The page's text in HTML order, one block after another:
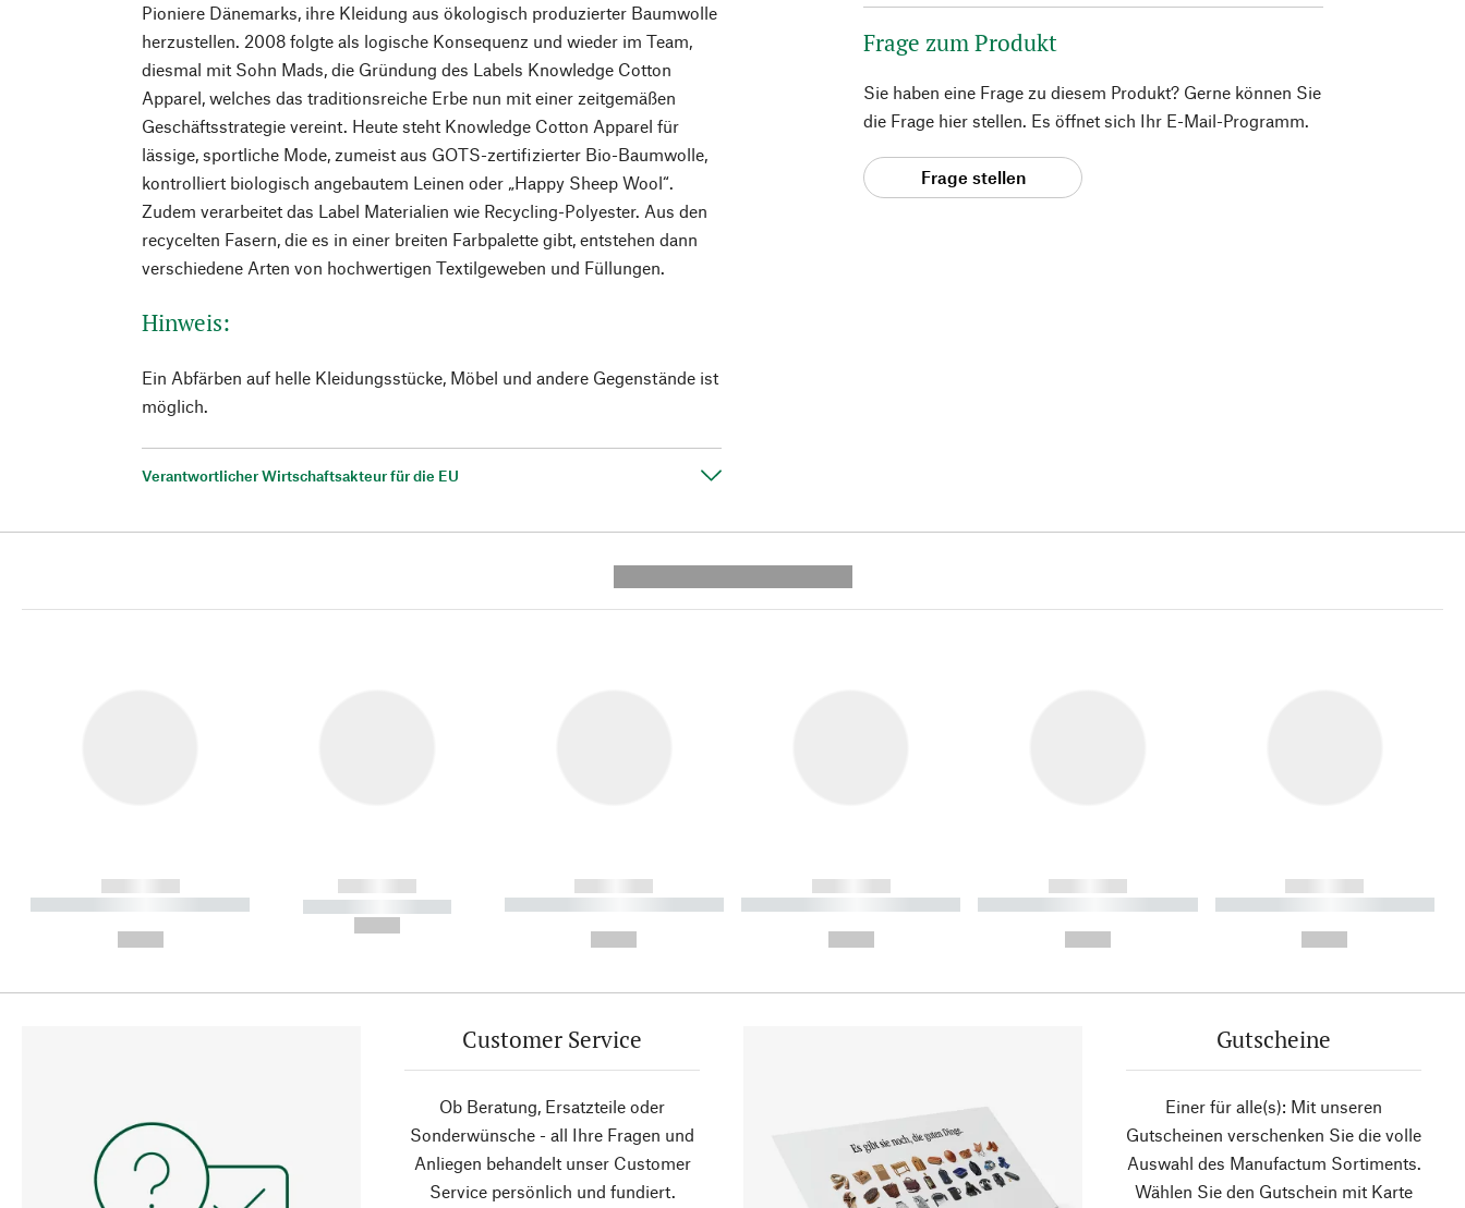
Pioniere Dänemarks, ihre Kleidung aus ökologisch produzierter Baumwolle
herzustellen. 2008 folgte als logische Konsequenz und wieder im Team,
diesmal mit Sohn Mads, die Gründung des Labels Knowledge Cotton
Apparel, welches das traditionsreiche Erbe nun mit einer zeitgemäßen
Geschäftsstrategie vereint. Heute steht Knowledge Cotton Apparel für
lässige, sportliche Mode, zumeist aus GOTS-zertifizierter Bio-Baumwolle,
kontrolliert biologisch angebautem Leinen oder „Happy Sheep Wool“.
Zudem verarbeitet das Label Materialien wie Recycling-Polyester. Aus den
recycelten Fasern, die es in einer breiten Farbpalette gibt, entstehen dann
verschiedene Arten von hochwertigen Textilgeweben und Füllungen.
Hinweis:
Ein Abfärben auf helle Kleidungsstücke, Möbel und andere Gegenstände ist
möglich.
Verantwortlicher Wirtschaftsakteur für die EU
Frage zum Produkt
Sie haben eine Frage zu diesem Produkt? Gerne können Sie
die Frage hier stellen. Es öffnet sich Ihr E-Mail-Programm.
Frage stellen
------------
----------- ----------- ----------
------------
----------- -----------
------------
----------- ----------- ----------
------------
----------- ----------- ----------
------------
----------- ----------- ----------
------------
----------- ----------- ----------
Customer Service
Ob Beratung, Ersatzteile oder
Sonderwünsche - all Ihre Fragen und
Anliegen behandelt unser Customer
Service persönlich und fundiert.
Gutscheine
Einer für alle(s): Mit unseren
Gutscheinen verschenken Sie die volle
Auswahl des Manufactum Sortiments.
Wählen Sie den Gutschein mit Karte